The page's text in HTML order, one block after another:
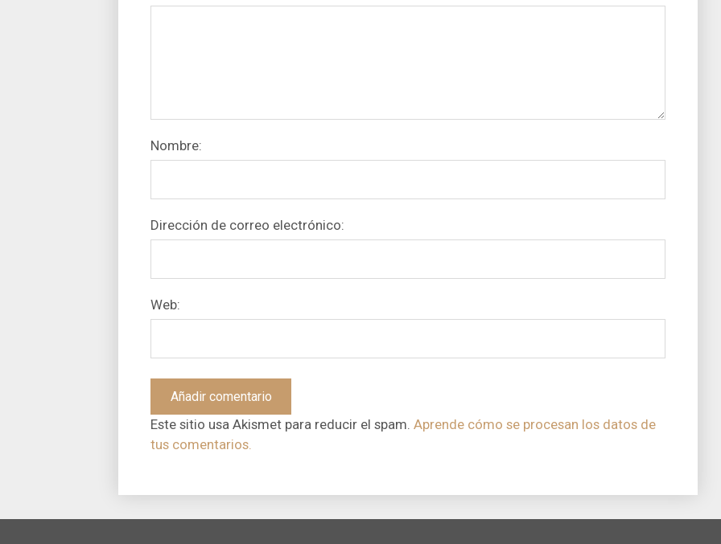
Nombre:
Dirección de correo electrónico:
Web:
Este sitio usa Akismet para reducir el spam. Aprende cómo se procesan los datos de
tus comentarios.